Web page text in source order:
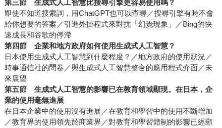
第三節 生成式人工智慧比搜尋引擎更容易使用嗎？
即使不知道搜索詞，用ChatGPT也可以查尋／搜尋引擎有時不會
給你想要的答案／引進外掛程式來對抗「幻覺現象」／Bing的快
速成長和谷歌的停滯
第四節 企業和地方政府如何使用生成式人工智慧？
日本使用生成式人工智慧到什麼程度？／地方政府的使用狀況／
時事通信社的問卷／與生成式人工智慧整合的應用程式介面／未
來展望
第五節 生成式人工智慧的影響已在教育領域顯現。在日本，企
業的使用毫無進展
在日本企業中的使用沒有進展／在教育和學習中的使用不斷增加
／教育界的使用領先於商業界／對教育和學習體制的影響已經顯